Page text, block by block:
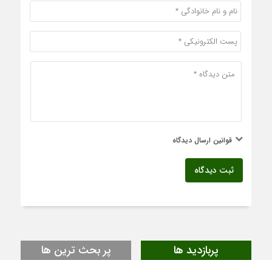
قوانین ارسال دیدگاه
ثبت دیدگاه
پربازدید ها پر بحث ترین ها